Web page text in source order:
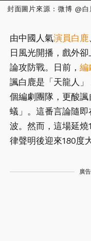
封面圖片來源 : 微博 @白
由中國人氣演員白鹿
日風光開播，戲外
論攻防戰。日前， 編
諷白鹿是「天龍人
個編劇團隊，更酸
蟻」。這番言論隨
波。然而，這場延
律聲明後迎來180度
廣